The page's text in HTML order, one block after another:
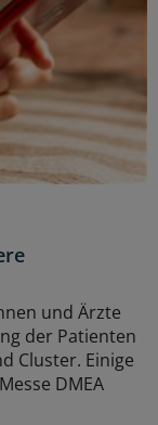
und Ärzte
der Patienten
Cluster. Einige
DMEA